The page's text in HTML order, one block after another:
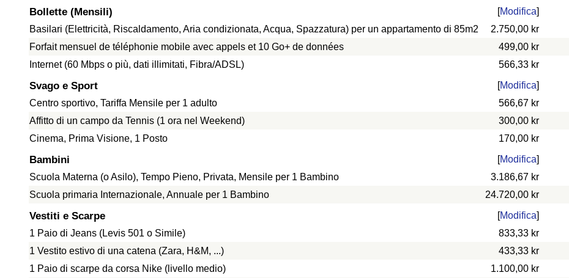
Bollette (Mensili) [Modifica]
Basilari (Elettricità, Riscaldamento, Aria condizionata, Acqua, Spazzatura) per un appartamento di 85m2
2.750,00 kr
Forfait mensuel de téléphonie mobile avec appels et 10 Go+ de données 499,00 kr
Internet (60 Mbps o più, dati illimitati, Fibra/ADSL) 566,33 kr
Svago e Sport [Modifica]
Centro sportivo, Tariffa Mensile per 1 adulto
566,67 kr
Affitto di un campo da Tennis (1 ora nel Weekend) 300,00 kr
Cinema, Prima Visione, 1 Posto 170,00 kr
Bambini [Modifica]
Scuola Materna (o Asilo), Tempo Pieno, Privata, Mensile per 1 Bambino
3.186,67 kr
Scuola primaria Internazionale, Annuale per 1 Bambino 24.720,00 kr
Vestiti e Scarpe [Modifica]
1 Paio di Jeans (Levis 501 o Simile)
833,33 kr
1 Vestito estivo di una catena (Zara, H&M, ...) 433,33 kr
1 Paio di scarpe da corsa Nike (livello medio) 1.100,00 kr